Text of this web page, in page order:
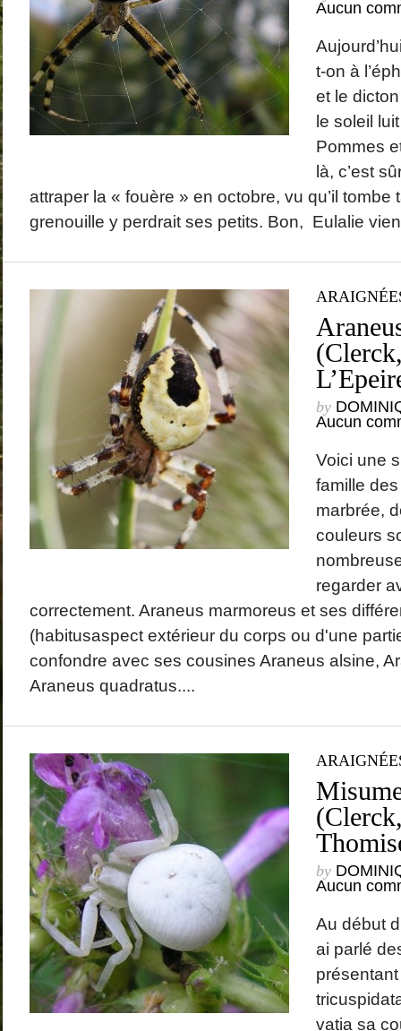
La Coquette
DominiquedansAmanita strobiliformis
(Paulet) Bertillon, 1866 – L’ Amanite solitaire
janvier
octobre
août 2013
juillet
juin 2013
mai 2013
mars 2013
février
janvier
décembre
octobre
août 2012
avril 2012
Catégories
Araignées
Champignons
Coléoptères
Faune
Flore
GALERIE PHOTO
Papillons
Aucun
t-on à
et le
le soleil
Pommes
là, c’est
attraper la « fouère » en octobre, vu qu’il tombe
grenouille y perdrait ses petits. Bon, Eulalie
by
Aucun
Voici une
famille des
marbrée,
couleurs
regarder
correctement. Araneus marmoreus et ses
(habitusaspect extérieur du corps ou d'une
confondre avec ses cousines Araneus alsine,
Araneus quadratus....
by
Aucun
Au début
ai parlé
vatia sa